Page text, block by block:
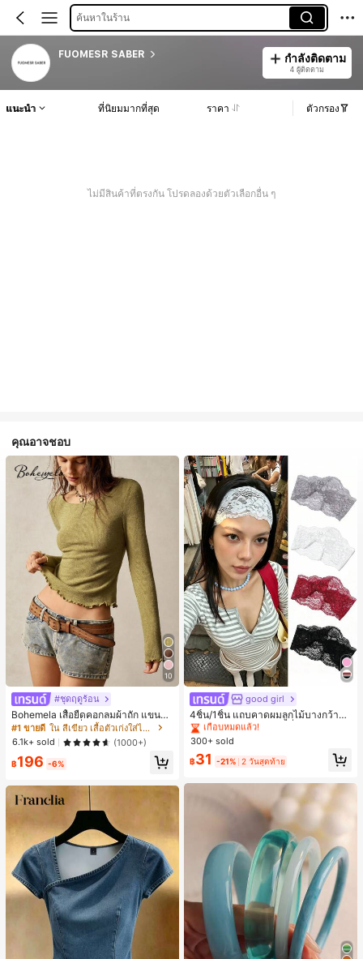
ค้นหาในร้าน
FUOMESR SABER กำลังติดตาม
4 ผู้ติดตาม
แนะนำ ที่นิยมมากที่สุด ราคา ตัวกรอง
ไม่มีสินค้าที่ตรงกัน โปรดลองด้วยตัวเลือกอื่น ๆ
คุณอาจชอบ
10
#ชุดฤดูร้อน
Bohemela เสื้อยืดคอกลมผ้าถัก แขนยา
ว สีเรียบ ใช้งานทั่วไป สำหรับผู้หญิง
#1 ขายดี
ใน สีเขียว เสื้อตัวเก่งใส่ได้ทุกวัน
6.1k+ sold
(1000+)
฿196 -6%
good girl
4ชิ้น/1ชิ้น แถบคาดผมลูกไม้บางกว้างยื
ดหยุ่นสำหรับผู้หญิง, แฟชั่นอเนกประสง
ค์พรีเมียมหรูหราสไตล์มินิมอล ผ้าพันคอ
เล็กๆ ห่วงผม อุปกรณ์เสริมผม, เหมาะสำ
หรับการออกไปข้างนอกประจำวัน, ลำล
อง, งานปาร์ตี้, การเดินทาง, การพักผ่อ
น, การมัดผม, การจัดทรงผม, การแต่งห
น้า, การจับคู่ชุด, อุปกรณ์เสริมประดับผ
#1 ขายดี
เกือบหมดแล้ว!
#1 ขายดี
ใน ยางรัดผมแบบพื้นฐาน เครื่องประดับผมผู้หญิง
เกือบหมดแล้ว!
#1 ขายดี
ใน ยางรัดผมแบบพื้นฐาน เครื่องประดับผมผู้หญิง
เกือบหมดแล้ว!
#1 ขายดี
เกือบหมดแล้ว!
300+ sold
฿31 -21% 2 วันสุดท้าย